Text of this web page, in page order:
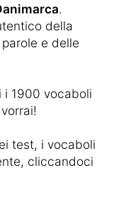
.
della
e delle
1900 vocaboli
test, i vocaboli
cliccandoci